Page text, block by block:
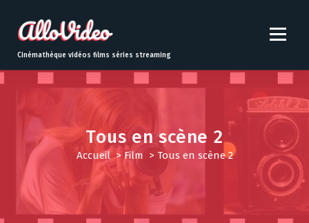
t
o
Cinémathèque vidéos films séries streaming
Tous en scène 2
Accueil> Film > Tous en scène 2